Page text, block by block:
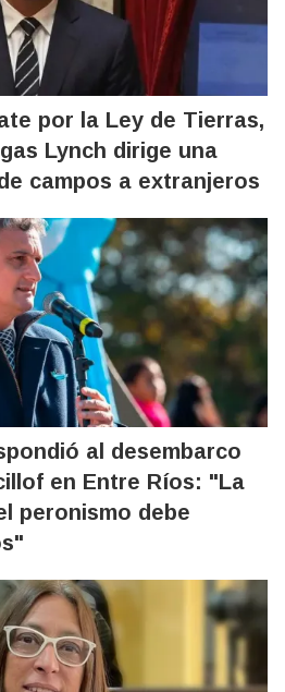
por la Ley de Tierras,
Lynch dirige una
campos a extranjeros
al desembarco
en Entre Ríos: "La
peronismo debe